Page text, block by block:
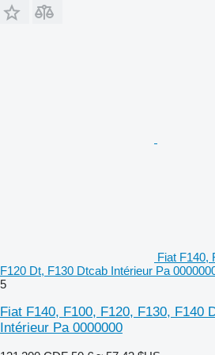
Fiat F140,
F120 Dt, F130 Dtcab Intérieur Pa
5
Fiat F140, F100, F120, F130, F140
Intérieur Pa 0000000